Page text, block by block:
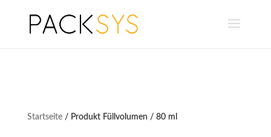
Startseite/ Produkt Füllvolumen / 80 ml